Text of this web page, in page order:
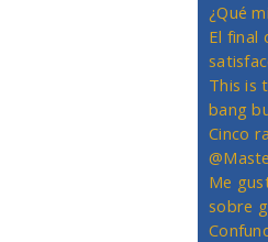
¿Qué
El final
This is
bang
Cinco
Me
sobre